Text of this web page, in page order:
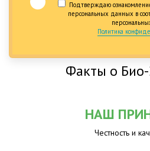
Подтверждаю
персональных данных в
Политика
Факты о
НАШ
Честность и